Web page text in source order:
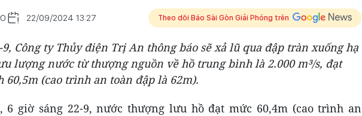
22/09/2024 13:27 Theo dõi Báo Sài Gòn Giải Phóng trên
9, Công ty Thủy điện Trị An thông báo sẽ xả lũ qua đập tràn xuống hạ
lượng nước từ thượng nguồn về hồ trung bình là 2.000 m³/s, đạt
60,5m (cao trình an toàn đập là 62m).
6 giờ sáng 22-9, nước thượng lưu hồ đạt mức 60,4m (cao trình an